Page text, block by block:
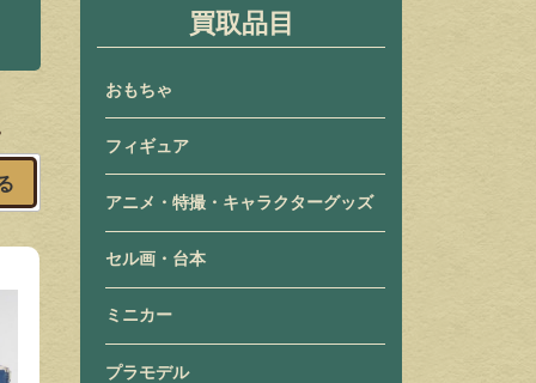
買取品目
おもちゃ
フィギュア
アニメ・特撮・キャラクターグッズ
セル画・台本
ミニカー
プラモデル